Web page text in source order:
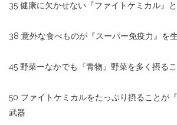
35 健康に欠かせない『ファイトケミカル』
38 意外な食べものが『スーパー免疫力』を
45 野菜ーなかでも『青物』野菜を多く摂るこ
50 ファイトケミカルをたっぷり摂ることが
武器